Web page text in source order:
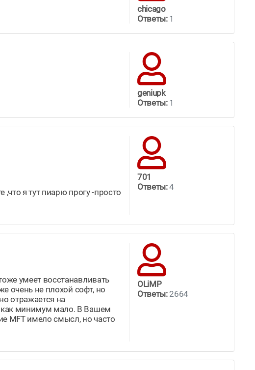
chicago
Ответы:1
geniupk
Ответы:1
,что я тут пиарю прогу -просто
701
Ответы:4
умеет восстанавливать
очень не плохой софт, но
отражается на
как минимум мало. В Вашем
MFT имело смысл, но часто
OLiMP
Ответы:2664